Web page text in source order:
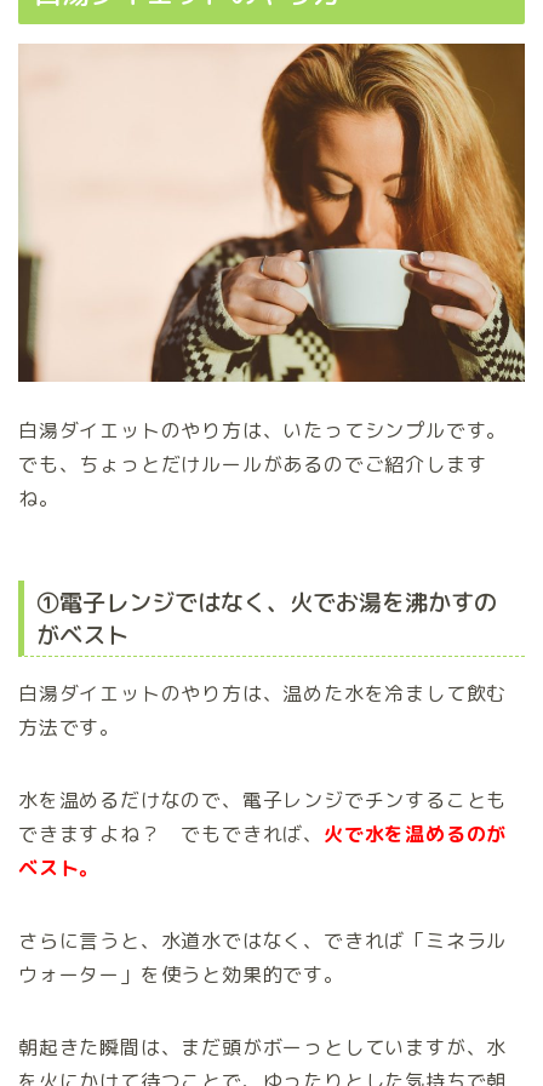
白湯ダイエットのやり方は、いたってシンプルです。
でも、ちょっとだけルールがあるのでご紹介します
ね。
①電子レンジではなく、火でお湯を沸かすの
がベスト
白湯ダイエットのやり方は、温めた水を冷まして飲む
方法です。
水を温めるだけなので、電子レンジでチンすることも
できますよね？ でもできれば、 火で水を温めるのが
ベスト。
さらに言うと、水道水ではなく、できれば「ミネラル
ウォーター」を使うと効果的です。
朝起きた瞬間は、まだ頭がボーっとしていますが、水